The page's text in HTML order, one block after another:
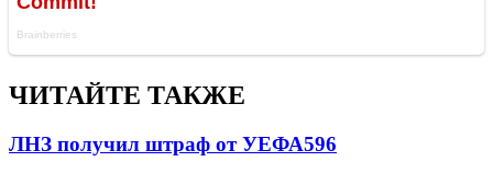
ЧИТАЙТЕ ТАКЖЕ
ЛНЗ получил штраф от УЕФА596